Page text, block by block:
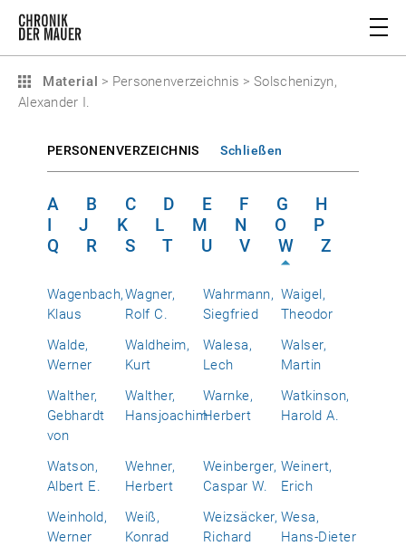
Material > Personenverzeichnis > Solschenizyn,
Alexander I.
PERSONENVERZEICHNIS Schließen
A B C D E F G
H
I
J K L M N O
P
Q
R S T U V W Z
Wagenbach,
Klaus
Wagner,
Rolf C.
Wahrmann,
Siegfried
Waigel,
Theodor
Walde,
Werner
Waldheim,
Kurt
Walesa,
Lech
Walser,
Martin
Walther,
Gebhardt
von
Walther,
Hansjoachim
Warnke,
Herbert
Watkinson,
Harold A.
Watson,
Albert E.
Wehner,
Herbert
Weinberger,
Caspar W.
Weinert,
Erich
Weinhold,
Werner
Weiß,
Konrad
Weizsäcker,
Richard
Wesa,
Hans-Dieter